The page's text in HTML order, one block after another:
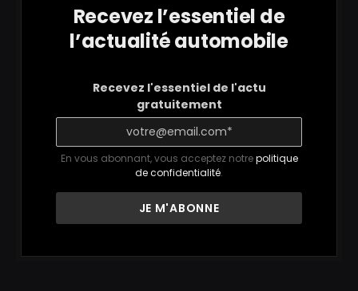
Recevez l’essentiel de
l’actualité automobile
Recevez l'essentiel de l'actu
gratuitement
En vous abonnant, vous acceptez notrepolitique
de confidentialité.